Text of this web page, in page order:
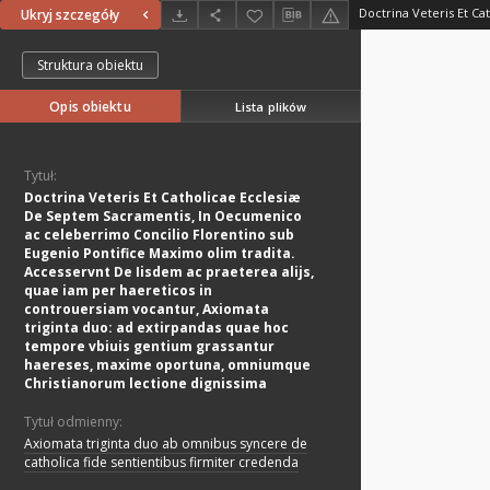
Ukryj szczegóły
Struktura obiektu
Opis obiektu Lista plików
Tytuł:
Doctrina Veteris Et Catholicae Ecclesiæ
De Septem Sacramentis, In Oecumenico
ac celeberrimo Concilio Florentino sub
Eugenio Pontifice Maximo olim tradita.
Accesservnt De Iisdem ac praeterea alijs,
quae iam per haereticos in
controuersiam vocantur, Axiomata
triginta duo: ad extirpandas quae hoc
tempore vbiuis gentium grassantur
haereses, maxime oportuna, omniumque
Christianorum lectione dignissima
Tytuł odmienny:
Axiomata triginta duo ab omnibus syncere de
catholica fide sentientibus firmiter credenda